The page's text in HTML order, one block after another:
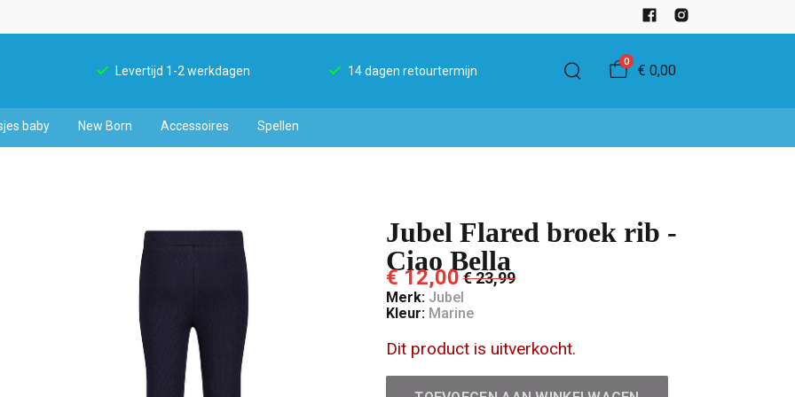
Levertijd 1-2 werkdagen 14 dagen retourtermijn
0
€ 0,00
baby New Born Accessoires Spellen
Jubel Flared broek rib -
Ciao Bella
€ 12,00€ 23,99
Merk: Jubel
Kleur: Marine
Dit product is uitverkocht.